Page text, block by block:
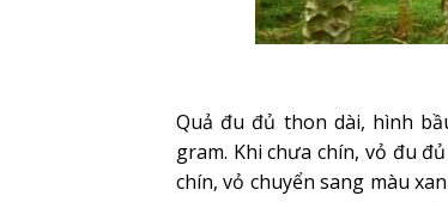
Quả đu đủ thon dài, hình
gram. Khi chưa chín, vỏ đu
chín, vỏ chuyển sang màu